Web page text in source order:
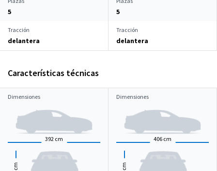
5 5
Tracción
delantera
Tracción
delantera
Características técnicas
Dimensiones
392 cm
cm
Dimensiones
406 cm
cm